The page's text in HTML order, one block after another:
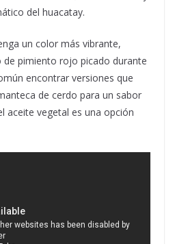
del huacatay.
un color más vibrante,
de pimiento rojo picado durante
encontrar versiones que
de cerdo para un sabor
aceite vegetal es una opción